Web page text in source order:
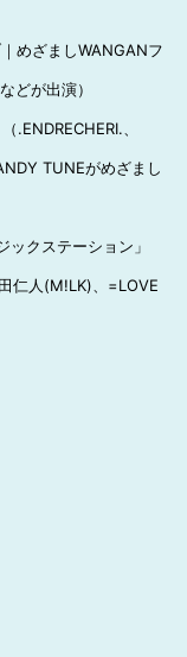
めざましWANGANフ
どが出演）
、
TUNEがめざまし
クステーション」
仁人(M!LK)、=LOVE